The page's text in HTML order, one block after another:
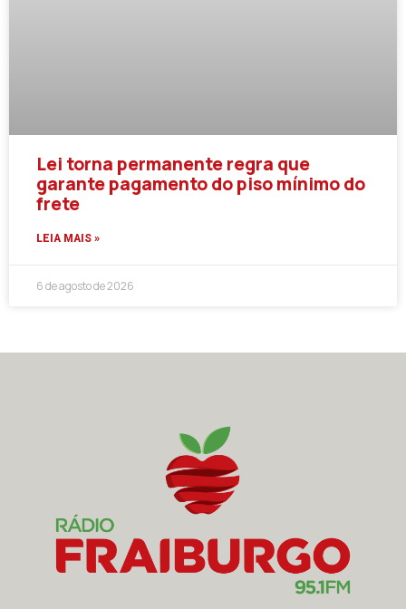
Lei torna permanente regra que
garante pagamento do piso mínimo do
frete
LEIA MAIS »
6 de agosto de 2026